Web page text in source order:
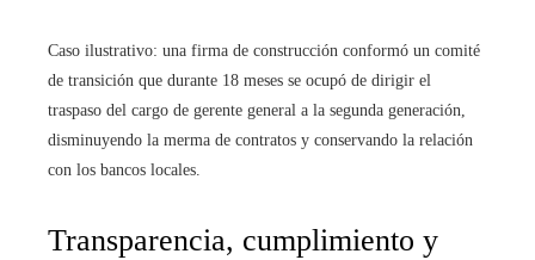
Caso ilustrativo: una firma de construcción conformó un comité
de transición que durante 18 meses se ocupó de dirigir el
traspaso del cargo de gerente general a la segunda generación,
disminuyendo la merma de contratos y conservando la relación
con los bancos locales.
Transparencia, cumplimiento y